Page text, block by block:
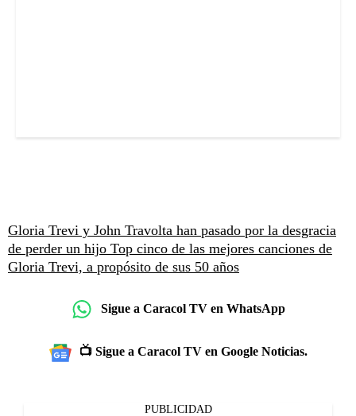
Gloria Trevi y John Travolta han pasado por la desgracia
de perder un hijo Top cinco de las mejores canciones de
Gloria Trevi, a propósito de sus 50 años
Sigue a Caracol TV en WhatsApp
📺 Sigue a Caracol TV en Google Noticias.
PUBLICIDAD